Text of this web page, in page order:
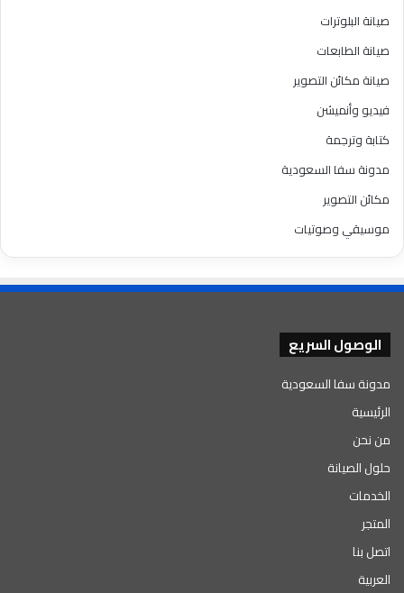
صيانة البلوترات
صيانة الطابعات
صيانة مكائن التصوير
فيديو وأنميشن
كتابة وترجمة
مدونة سفا السعودية
مكائن التصوير
موسيقي وصوتيات
الوصول السريع
مدونة سفا السعودية
الرئيسية
من نحن
حلول الصيانة
الخدمات
المتجر
اتصل بنا
العربية